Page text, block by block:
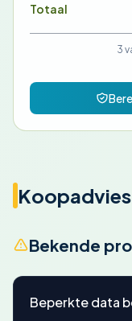
Totaal
3
Koopadvies
Bekende
Beperkte data